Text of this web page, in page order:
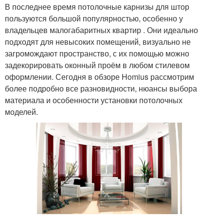
В последнее время потолочные карнизы для штор
пользуются большой популярностью, особенно у
владельцев малогабаритных квартир . Они идеально
подходят для невысоких помещений, визуально не
загромождают пространство, с их помощью можно
задекорировать оконный проём в любом стилевом
оформлении. Сегодня в обзоре Homius рассмотрим
более подробно все разновидности, нюансы выбора
материала и особенности установки потолочных
моделей.